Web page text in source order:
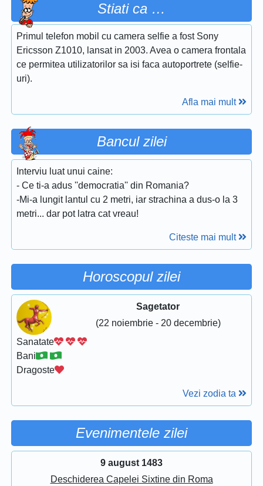
Stiati ca …
Primul telefon mobil cu camera selfie a fost Sony
Ericsson Z1010, lansat in 2003. Avea o camera frontala
ce permitea utilizatorilor sa isi faca autoportrete (selfie-
uri).
Afla mai mult
Bancul zilei
Interviu luat unui caine:
- Ce ti-a adus ''democratia'' din Romania?
-Mi-a lungit lantul cu 2 metri, iar strachina a dus-o la 3
metri... dar pot latra cat vreau!
Citeste mai mult
Horoscopul zilei
Sagetator
(22 noiembrie - 20 decembrie)
Sanatate
Bani
Dragoste
Vezi zodia ta
Evenimentele zilei
9 august 1483
Deschiderea Capelei Sixtine din Roma